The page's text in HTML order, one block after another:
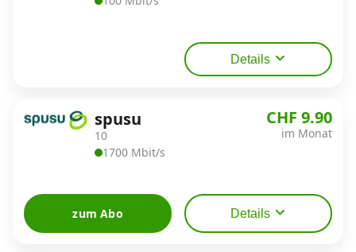
Details
spusu
10
1700 Mbit/s
CHF 9.90
im Monat
zum Abo Details